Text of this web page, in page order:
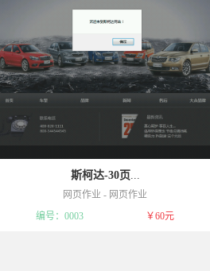
斯柯达-30页...
网页作业 - 网页作业
模板属于可复制品，一经售出不予退货，敬请谅解！
编号：0003 ￥60元